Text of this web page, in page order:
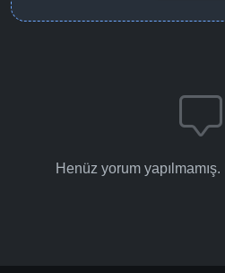
Henüz yorum